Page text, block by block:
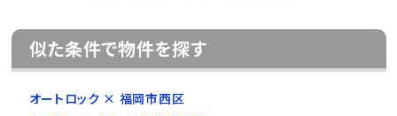
似た条件で物件を探す
オートロック × 福岡市西区